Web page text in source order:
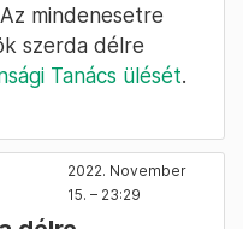
mindenesetre
szerda délre
Tanács ülését.
2022. November
15. – 23:29